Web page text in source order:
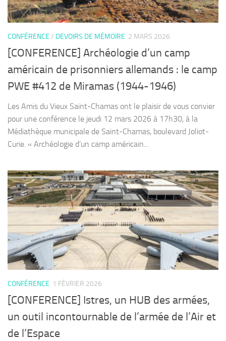
CONFÉRENCE / DEVOIRS DE MÉMOIRE 2 MARS 2026
[CONFERENCE] Archéologie d’un camp
américain de prisonniers allemands : le camp
PWE #412 de Miramas (1944-1946)
Les Amis du Vieux Saint-Chamas ont le plaisir de vous convier
pour une conférence le jeudi 12 mars 2026 à 17h30, à la
Médiathèque municipale de Saint-Chamas, boulevard Joliot-
Curie. « Archéologie d’un camp américain...
CONFÉRENCE 1 FÉVRIER 2026
[CONFERENCE] Istres, un HUB des armées,
un outil incontournable de l’armée de l’Air et
de l’Espace